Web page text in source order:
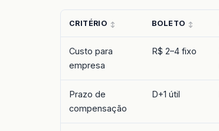
CRITÉRIO BOLETO
Custo para
empresa
R$ 2–4 fixo
Prazo de
compensação
D+1 útil